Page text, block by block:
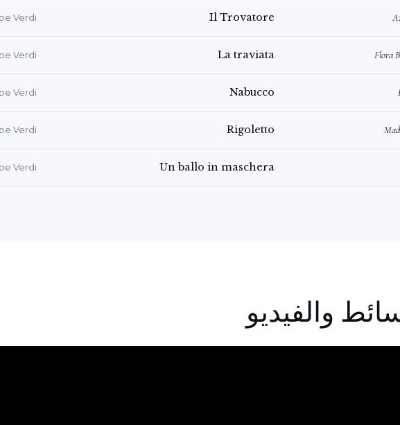
Il Trovatore
Verdi
Flora
La traviata
Verdi
Nabucco
Verdi
Rigoletto
Verdi
Un ballo in maschera
Verdi
والفيديو